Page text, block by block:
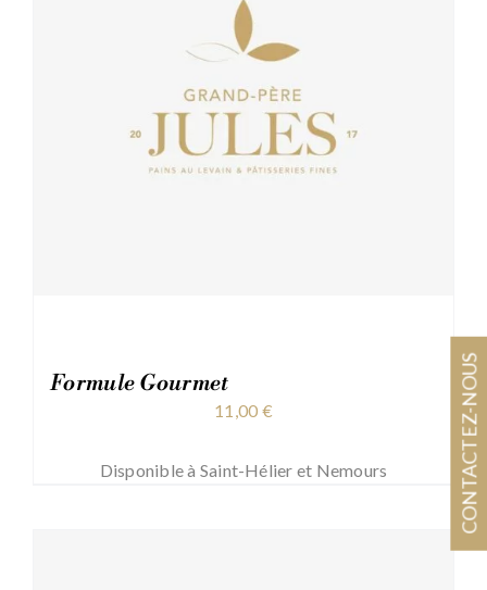
Formule Gourmet
11,00 €
Disponible à Saint-Hélier et Nemours CONTACTEZ-NOUS